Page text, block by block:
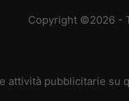
Copyright ©2026 -
attività pubblicitarie su